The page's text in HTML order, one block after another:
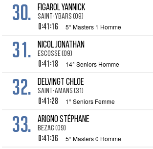
30. FIGAROL Yannick
SAINT-YBARS (09)
0:41:16 5° Masters 1 Homme
31. NICOL Jonathan
ESCOSSE (09)
0:41:18 14° Seniors Homme
32. DELVINGT Chloe
SAINT-AMANS (31)
0:41:28 1° Seniors Femme
33. ARIGNO Stéphane
BEZAC (09)
0:41:36 5° Masters 0 Homme